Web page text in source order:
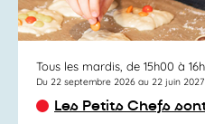
Tous les mardis, de 15h00 à
Du 22 septembre 2026 au 22 juin 2027
Les Petits Chefs